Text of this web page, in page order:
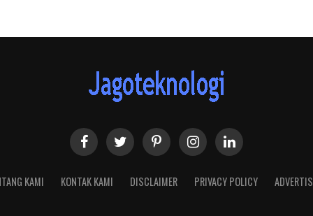
KAMI KONTAK KAMI DISCLAIMER PRIVACY POLICY